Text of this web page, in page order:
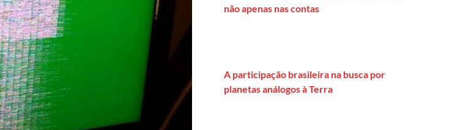
não apenas nas contas
A participação brasileira na busca por
planetas análogos à Terra